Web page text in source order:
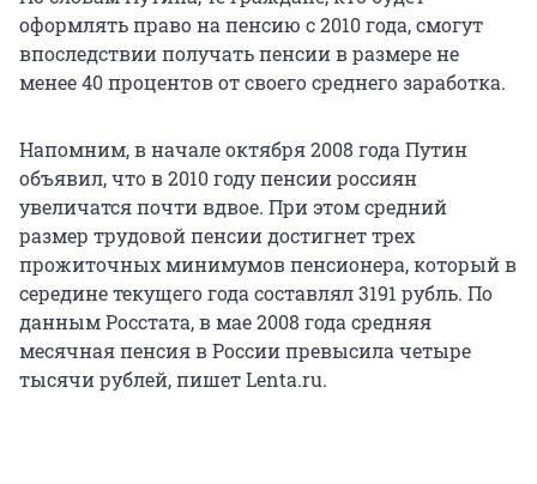
оформлять право на пенсию с 2010 года, смогут
впоследствии получать пенсии в размере не
менее 40 процентов от своего среднего заработка.
Напомним, в начале октября 2008 года Путин
объявил, что в 2010 году пенсии россиян
увеличатся почти вдвое. При этом средний
размер трудовой пенсии достигнет трех
прожиточных минимумов пенсионера, который в
середине текущего года составлял 3191 рубль. По
данным Росстата, в мае 2008 года средняя
месячная пенсия в России превысила четыре
тысячи рублей, пишет Lenta.ru.